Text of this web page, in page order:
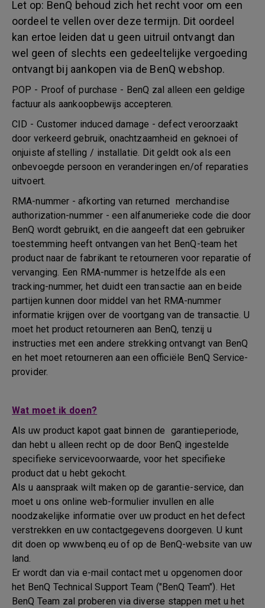
Let op: BenQ behoud zich het recht voor om een
oordeel te vellen over deze termijn. Dit oordeel
kan ertoe leiden dat u geen uitruil ontvangt dan
wel geen of slechts een gedeeltelijke vergoeding
ontvangt bij aankopen via de BenQ webshop.
POP - Proof of purchase - BenQ zal alleen een geldige
factuur als aankoopbewijs accepteren.
CID - Customer induced damage - defect veroorzaakt
door verkeerd gebruik, onachtzaamheid en geknoei of
onjuiste afstelling / installatie. Dit geldt ook als een
onbevoegde persoon en veranderingen en/of reparaties
uitvoert.
RMA-nummer - afkorting van returned merchandise
authorization-nummer - een alfanumerieke code die door
BenQ wordt gebruikt, en die aangeeft dat een gebruiker
toestemming heeft ontvangen van het BenQ-team het
product naar de fabrikant te retourneren voor reparatie of
vervanging. Een RMA-nummer is hetzelfde als een
tracking-nummer, het duidt een transactie aan en beide
partijen kunnen door middel van het RMA-nummer
informatie krijgen over de voortgang van de transactie. U
moet het product retourneren aan BenQ, tenzij u
instructies met een andere strekking ontvangt van BenQ
en het moet retourneren aan een officiële BenQ Service-
provider.
Wat moet ik doen?
Als uw product kapot gaat binnen de garantieperiode,
dan hebt u alleen recht op de door BenQ ingestelde
specifieke servicevoorwaarde, voor het specifieke
product dat u hebt gekocht.
Als u aanspraak wilt maken op de garantie-service, dan
moet u ons online web-formulier invullen en alle
noodzakelijke informatie over uw product en het defect
verstrekken en uw contactgegevens doorgeven. U kunt
dit doen op www.benq.eu of op de BenQ-website van uw
land.
Er wordt dan via e-mail contact met u opgenomen door
het BenQ Technical Support Team ("BenQ Team"). Het
BenQ Team zal proberen via diverse stappen met u het